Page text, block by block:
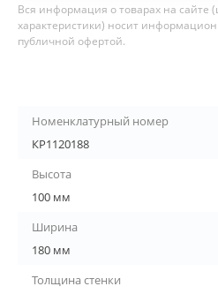
Вся информация о товарах на сайте
характеристики) носит
публичной офертой.
Номенклатурный номер
КР1120188
Высота
100 мм
Ширина
180 мм
Толщина стенки